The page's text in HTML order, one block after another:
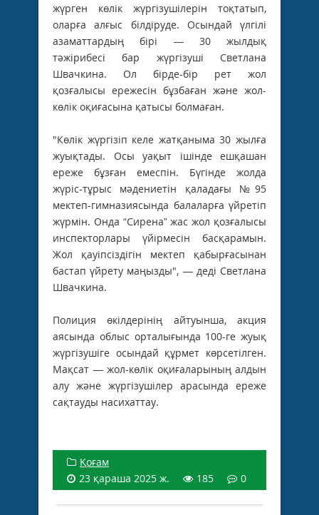
жүрген көлік жүргізушілерін тоқтатып,
оларға алғыс білдіруде. Осындай үлгілі
азаматтардың бірі — 30 жылдық
тәжірибесі бар жүргізуші Светлана
Швачкина. Ол бірде-бір рет жол
қозғалысы ережесін бұзбаған және жол-
көлік оқиғасына қатысы болмаған.
"Көлік жүргізіп келе жатқаныма 30 жылға
жуықтады. Осы уақыт ішінде ешқашан
ереже бұзған емеспін. Бүгінде жолда
жүріс-тұрыс мәдениетін қаладағы №95
мектеп-гимназиясында балаларға үйретіп
жүрмін. Онда “Сирена” жас жол қозғалысы
инспекторлары үйірмесін басқарамын.
Жол қауіпсіздігін мектеп қабырғасынан
бастап үйрету маңызды", — деді Светлана
Швачкина.
Полиция өкілдерінің айтуынша, акция
аясында облыс орталығында 100-ге жуық
жүргізушіге осындай құрмет көрсетілген.
Мақсат — жол-көлік оқиғаларының алдын
алу және жүргізушілер арасында ереже
сақтауды насихаттау.
Қоғам
23 қараша 2025 ж.
185 0